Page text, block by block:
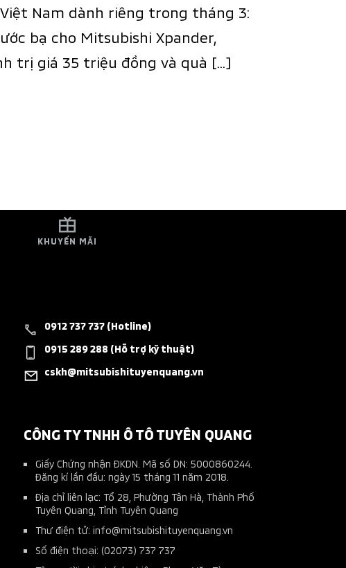
Nam dành riêng trong tháng 3:
bạ ​​cho Mitsubishi Xpander,
trị giá 35 triệu đồng và quà […]
KHUYẾN MÃI
0912 737 737 (Hotline)
0915 289 288 (Hỗ trợ kỹ thuật)
cskh@mitsubishituyenquang.vn
CÔNG TY TNHH Ô TÔ TUYÊN QUANG
Giấy Chứng nhận ĐKDN. Mã số DN: 5000860244.
Đăng kí lần đầu: ngày 15 tháng 11 năm 2018.
Địa chỉ liên lạc: Tổ 28, Phường Tân Hà, Thành Phố
Tuyên Quang, Tỉnh Tuyên Quang
Thư điện tử: info@mitsubishituyenquang.vn
Số điện thoại: (02073) 737 737